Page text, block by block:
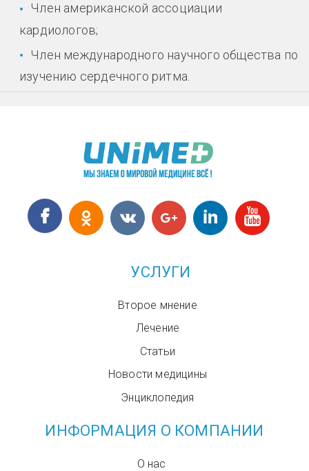
Член американской ассоциации
кардиологов;
Член международного научного общества по
изучению сердечного ритма.
УСЛУГИ
Второе мнение
Лечение
Статьи
Новости медицины
Энциклопедия
ИНФОРМАЦИЯ О КОМПАНИИ
О нас